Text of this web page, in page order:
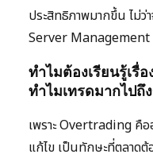
ประสิทธิภาพมากขึ้น ไม่
Server Management
ทำไมต้องเรียนรู้เรื่
ทำไมเทรดมากไปถึ
เพราะ Overtrading คือ
แก้ไข เป็นทักษะที่ตลาด